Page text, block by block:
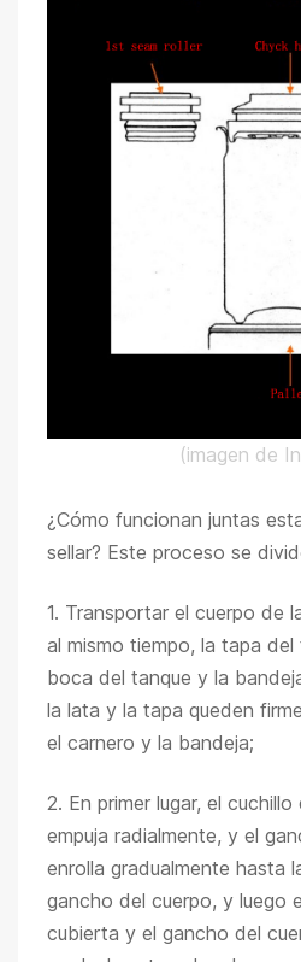
(imagen de
¿Cómo funcionan juntas
sellar? Este proceso se
1. Transportar el cuerpo de
al mismo tiempo, la tapa
boca del tanque y la
la lata y la tapa queden
el carnero y la bandeja;
2. En primer lugar, el
empuja radialmente, y el
enrolla gradualmente hasta
gancho del cuerpo, y luego
cubierta y el gancho del